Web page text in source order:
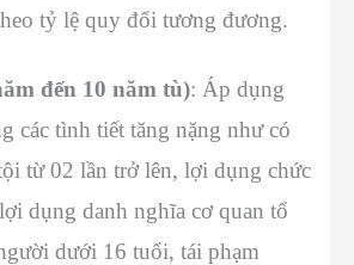
tỷ lệ quy đổi tương đương.
đến 10 năm tù): Áp dụng
các tình tiết tăng nặng như có
từ 02 lần trở lên, lợi dụng chức
dụng danh nghĩa cơ quan tổ
dưới 16 tuổi, tái phạm